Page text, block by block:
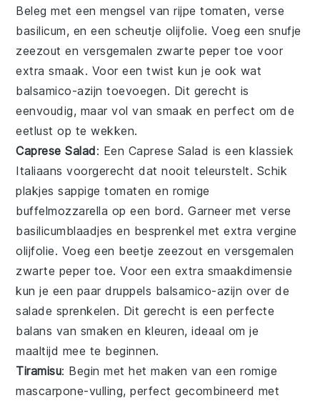
Beleg met een mengsel van rijpetomaten, verse
basilicum, en een scheutje olijfolie. Voeg een snufje
zeezout en versgemalen zwarte peper toe voor
extra smaak. Voor een twist kun je ook wat
balsamico-azijn toevoegen. Dit gerecht is
eenvoudig, maar vol van smaak en perfect om de
eetlust op te wekken.
Caprese Salad: Een Caprese Salad is een klassiek
Italiaans voorgerecht dat nooit teleurstelt. Schik
plakjes sappigetomaten en romige
buffelmozzarella op een bord. Garneer met verse
basilicumblaadjes en besprenkel metextra vergine
olijfolie. Voeg een beetje zeezout en versgemalen
zwarte peper toe. Voor een extra smaakdimensie
kun je een paar druppels balsamico-azijn over de
salade sprenkelen. Dit gerecht is een perfecte
balans van smaken en kleuren, ideaal om je
maaltijd mee te beginnen.
Tiramisu: Begin met het maken van een romige
mascarpone-vulling, perfect gecombineerd met